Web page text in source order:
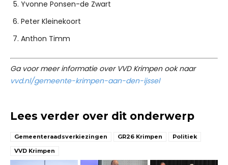
Yvonne Ponsen-de Zwart
Peter Kleinekoort
Anthon Timm
Ga voor meer informatie over VVD Krimpen ook naar
vvd.nl/gemeente-krimpen-aan-den-ijssel
Lees verder over dit onderwerp
Gemeenteraadsverkiezingen GR26 Krimpen
Politiek
VVD Krimpen